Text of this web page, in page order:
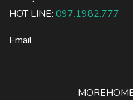
HOT LINE: 097.1982.777
Email